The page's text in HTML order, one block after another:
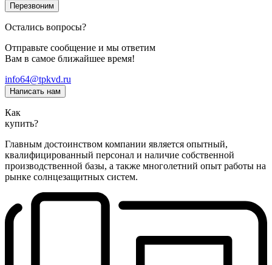
Перезвоним
Остались вопросы?
Отправьте сообщение и мы ответим
Вам в самое ближайшее время!
info64@tpkvd.ru
Написать нам
Как
купить?
Главным достоинством компании является опытный,
квалифицированный персонал и наличие собственной
производственной базы, а также многолетний опыт работы на
рынке солнцезащитных систем.